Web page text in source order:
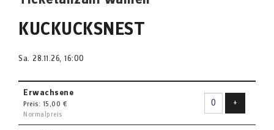
KUCKUCKSNEST
Sa. 28.11.26, 16:00
Erwachsene
Preis: 15,00 €
Normalpreis
+